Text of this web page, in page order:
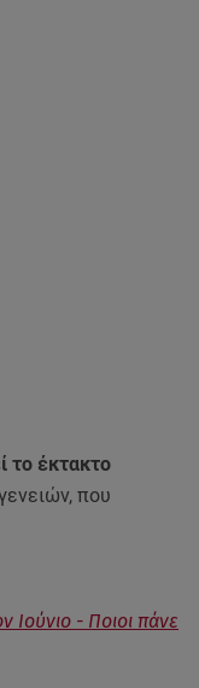
το έκτακτο
που
Ιούνιο - Ποιοι πάνε